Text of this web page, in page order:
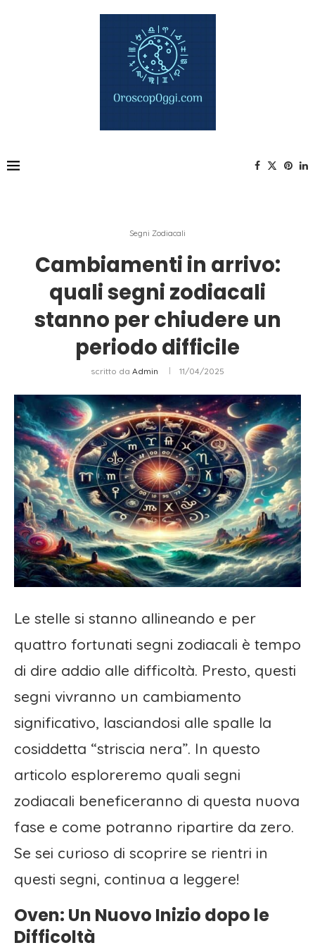
Segni Zodiacali
Cambiamenti in arrivo:
quali segni zodiacali
stanno per chiudere un
periodo difficile
scritto da Admin 11/04/2025
Le stelle si stanno allineando e per
quattro fortunati segni zodiacali è tempo
di dire addio alle difficoltà. Presto, questi
segni vivranno un cambiamento
significativo, lasciandosi alle spalle la
cosiddetta “striscia nera”. In questo
articolo esploreremo quali segni
zodiacali beneficeranno di questa nuova
fase e come potranno ripartire da zero.
Se sei curioso di scoprire se rientri in
questi segni, continua a leggere!
Oven: Un Nuovo Inizio dopo le
Difficoltà